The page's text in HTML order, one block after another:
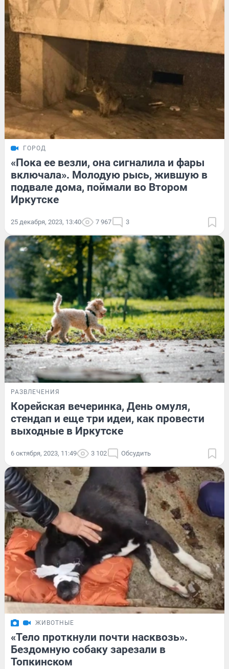
ГОРОД
«Пока ее везли, она сигналила и фары
включала». Молодую рысь, жившую в
подвале дома, поймали во Втором
Иркутске
25 декабря, 2023, 13:40 7 967 3
РАЗВЛЕЧЕНИЯ
Корейская вечеринка, День омуля,
стендап и еще три идеи, как провести
выходные в Иркутске
6 октября, 2023, 11:49 3 102 Обсудить
ЖИВОТНЫЕ
«Тело проткнули почти насквозь».
Бездомную собаку зарезали в
Топкинском